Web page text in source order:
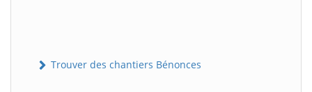
Trouver des chantiers Bénonces